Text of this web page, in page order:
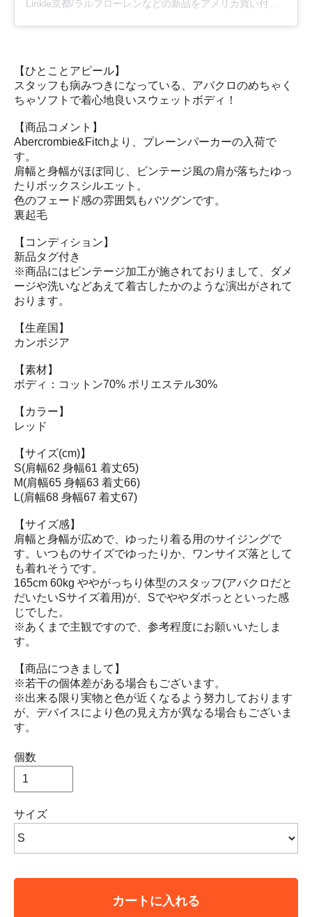
【ひとことアピール】
スタッフも病みつきになっている、アバクロのめちゃく
ちゃソフトで着心地良いスウェットボディ！
【商品コメント】
Abercrombie&Fitchより、プレーンパーカーの入荷で
す。
肩幅と身幅がほぼ同じ、ビンテージ風の肩が落ちたゆっ
たりボックスシルエット。
色のフェード感の雰囲気もバツグンです。
裏起毛
【コンディション】
新品タグ付き
※商品にはビンテージ加工が施されておりまして、ダメ
ージや洗いなどあえて着古したかのような演出がされて
おります。
【生産国】
カンボジア
【素材】
ボディ：コットン70% ポリエステル30%
【カラー】
レッド
【サイズ(cm)】
S(肩幅62 身幅61 着丈65)
M(肩幅65 身幅63 着丈66)
L(肩幅68 身幅67 着丈67)
【サイズ感】
肩幅と身幅が広めで、ゆったり着る用のサイジングで
す。いつものサイズでゆったりか、ワンサイズ落として
も着れそうです。
165cm 60kg ややがっちり体型のスタッフ(アバクロだと
だいたいSサイズ着用)が、Sでややダボっとといった感
じでした。
※あくまで主観ですので、参考程度にお願いいたしま
す。
【商品につきまして】
※若干の個体差がある場合もございます。
※出来る限り実物と色が近くなるよう努力しております
が、デバイスにより色の見え方が異なる場合もございま
す。
個数
サイズ
カートに入れる